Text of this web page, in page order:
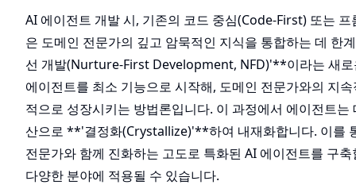
AI 에이전트 개발 시, 기존의 코드 중심(Code-First) 또는
은 도메인 전문가의 깊고 암묵적인 지식을 통합하는 데 한
선 개발(Nurture-First Development, NFD)'**이라는 새로
에이전트를 최소 기능으로 시작해, 도메인 전문가와의 지
적으로 성장시키는 방법론입니다. 이 과정에서 에이전트
산으로 **'결정화(Crystallize)'**하여 내재화합니다. 이를
전문가와 함께 진화하는 고도로 특화된 AI 에이전트를 구
다양한 분야에 적용될 수 있습니다.